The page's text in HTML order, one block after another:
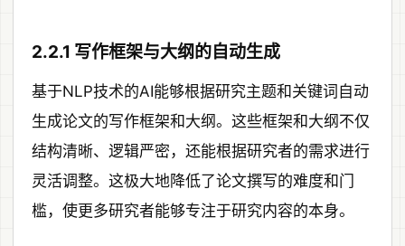
2.2.1 写作框架与大纲的自动生成
基于NLP技术的AI能够根据研究主题和关键词自动
生成论文的写作框架和大纲。这些框架和大纲不仅
结构清晰、逻辑严密，还能根据研究者的需求进行
灵活调整。这极大地降低了论文撰写的难度和门
槛，使更多研究者能够专注于研究内容的本身。